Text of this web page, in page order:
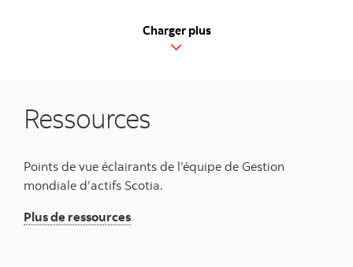
Charger plus
Ressources
Points de vue éclairants de l’équipe de Gestion
mondiale d’actifs Scotia.
Plus de ressourcesRéflexions